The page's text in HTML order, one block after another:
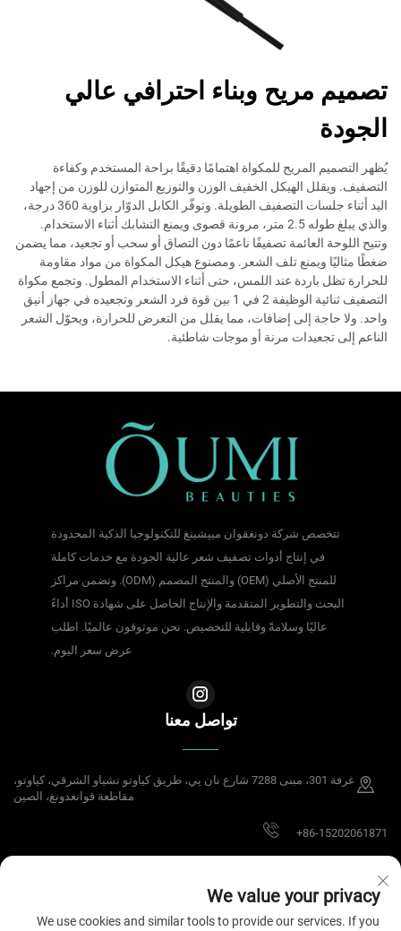
تصميم مريح وبناء احترافي عالي
الجودة
يُظهر التصميم المريح للمكواة اهتمامًا دقيقًا براحة المستخدم وكفاءة
التصفيف. ويقلل الهيكل الخفيف الوزن والتوزيع المتوازن للوزن من إجهاد
اليد أثناء جلسات التصفيف الطويلة. وتوفّر الكابل الدوّار بزاوية 360 درجة،
والذي يبلغ طوله 2.5 متر، مرونة قصوى ويمنع التشابك أثناء الاستخدام.
وتتيح اللوحة العائمة تصفيفًا ناعمًا دون التصاق أو سحب أو تجعيد، مما يضمن
ضغطًا مثاليًا ويمنع تلف الشعر. ومصنوع هيكل المكواة من مواد مقاومة
للحرارة تظل باردة عند اللمس، حتى أثناء الاستخدام المطول. وتجمع مكواة
التصفيف ثنائية الوظيفة 2 في 1 بين قوة فرد الشعر وتجعيده في جهاز أنيق
واحد. ولا حاجة إلى إضافات، مما يقلل من التعرض للحرارة، ويحوّل الشعر
الناعم إلى تجعيدات مرنة أو موجات شاطئية.
تتخصص شركة دونغقوان مييشينغ للتكنولوجيا الذكية المحدودة
في إنتاج أدوات تصفيف شعر عالية الجودة مع خدمات كاملة
للمنتج الأصلي (OEM) والمنتج المصمم (ODM). وتضمن مراكز
البحث والتطوير المتقدمة والإنتاج الحاصل على شهادة ISO أداءً
عاليًا وسلامةً وقابلية للتخصيص. نحن موثوقون عالميًا. اطلب
عرض سعر اليوم.
تواصل معنا
غرفة 301، مبنى 7288 شارع نان يي، طريق كياوتو تشياو الشرقي، كياوتو،
مقاطعة قوانغدونغ، الصين
+86-15202061871
We value your privacy
We use cookies and similar tools to provide our services. If you